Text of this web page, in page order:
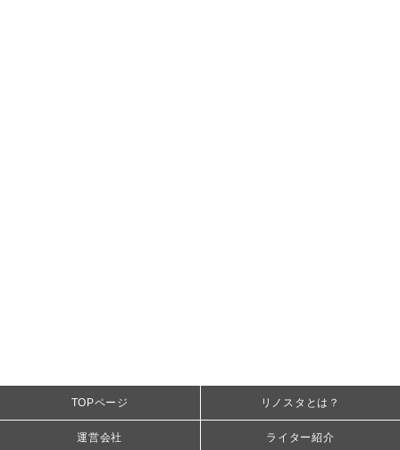
TOPページ リノスタとは？
運営会社 ライター紹介